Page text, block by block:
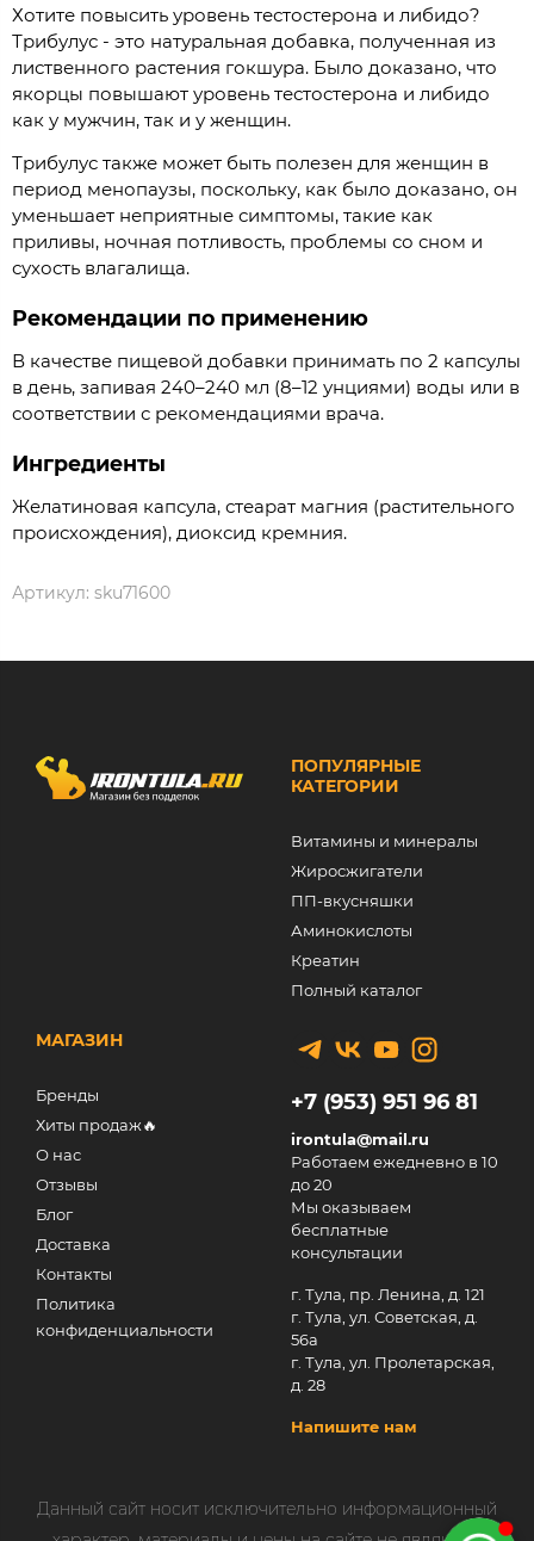
Хотите повысить уровень тестостерона и либидо?
Трибулус - это натуральная добавка, полученная из
лиственного растения гокшура. Было доказано, что
якорцы повышают уровень тестостерона и либидо
как у мужчин, так и у женщин.
Трибулус также может быть полезен для женщин в
период менопаузы, поскольку, как было доказано, он
уменьшает неприятные симптомы, такие как
приливы, ночная потливость, проблемы со сном и
сухость влагалища.
Рекомендации по применению
В качестве пищевой добавки принимать по 2 капсулы
в день, запивая 240–240 мл (8–12 унциями) воды или в
соответствии с рекомендациями врача.
Ингредиенты
Желатиновая капсула, стеарат магния (растительного
происхождения), диоксид кремния.
Артикул: sku71600
ПОПУЛЯРНЫЕ
КАТЕГОРИИ
Витамины и минералы
Жиросжигатели
ПП-вкусняшки
Аминокислоты
Креатин
Полный каталог
МАГАЗИН
Бренды
Хиты продаж🔥
О нас
Отзывы
Блог
Доставка
Контакты
Политика
конфиденциальности
+7 (953) 951 96 81
irontula@mail.ru
Работаем ежедневно в 10
до 20
Мы оказываем
бесплатные
консультации
г. Тула, пр. Ленина, д. 121
г. Тула, ул. Советская, д.
56а
г. Тула, ул. Пролетарская,
д. 28
Напишите нам
Данный сайт носит исключительно информационный